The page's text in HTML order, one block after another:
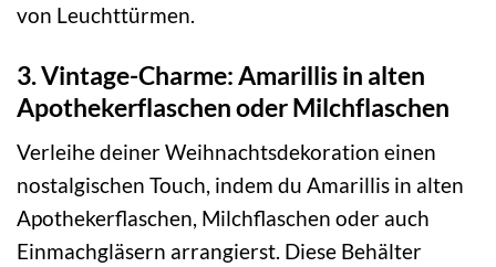
von Leuchttürmen.
3. Vintage-Charme: Amarillis in alten
Apothekerflaschen oder Milchflaschen
Verleihe deiner Weihnachtsdekoration einen
nostalgischen Touch, indem du Amarillis in alten
Apothekerflaschen, Milchflaschen oder auch
Einmachgläsern arrangierst. Diese Behälter